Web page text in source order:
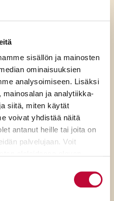
sisällön ja mainosten
ominaisuuksien
analysoimiseen. Lisäksi
ja analytiikka-
siitä, miten käytät
voivat yhdistää näitä
antanut heille tai joita on
palvelujaan. Voit
tieto,
ohjeet